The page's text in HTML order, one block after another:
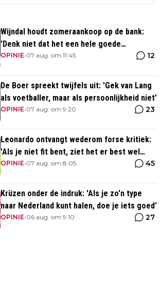
Wijndal houdt zomeraankoop op de bank:
'Denk niet dat het een hele goede
verdediger is'
OPINIE•07 aug. om 11:45 12
De Boer spreekt twijfels uit: 'Gek van Lang
als voetballer, maar als persoonlijkheid niet'
OPINIE•07 aug. om 9:20 23
Leonardo ontvangt wederom forse kritiek:
'Als je niet fit bent, ziet het er best wel
slecht uit'
OPINIE•07 aug. om 8:05 45
Krüzen onder de indruk: 'Als je zo'n type
naar Nederland kunt halen, doe je iets goed'
OPINIE•06 aug. om 9:10 27